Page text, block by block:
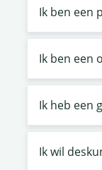
Ik ben een
Ik ben een
Ik heb een
Ik wil